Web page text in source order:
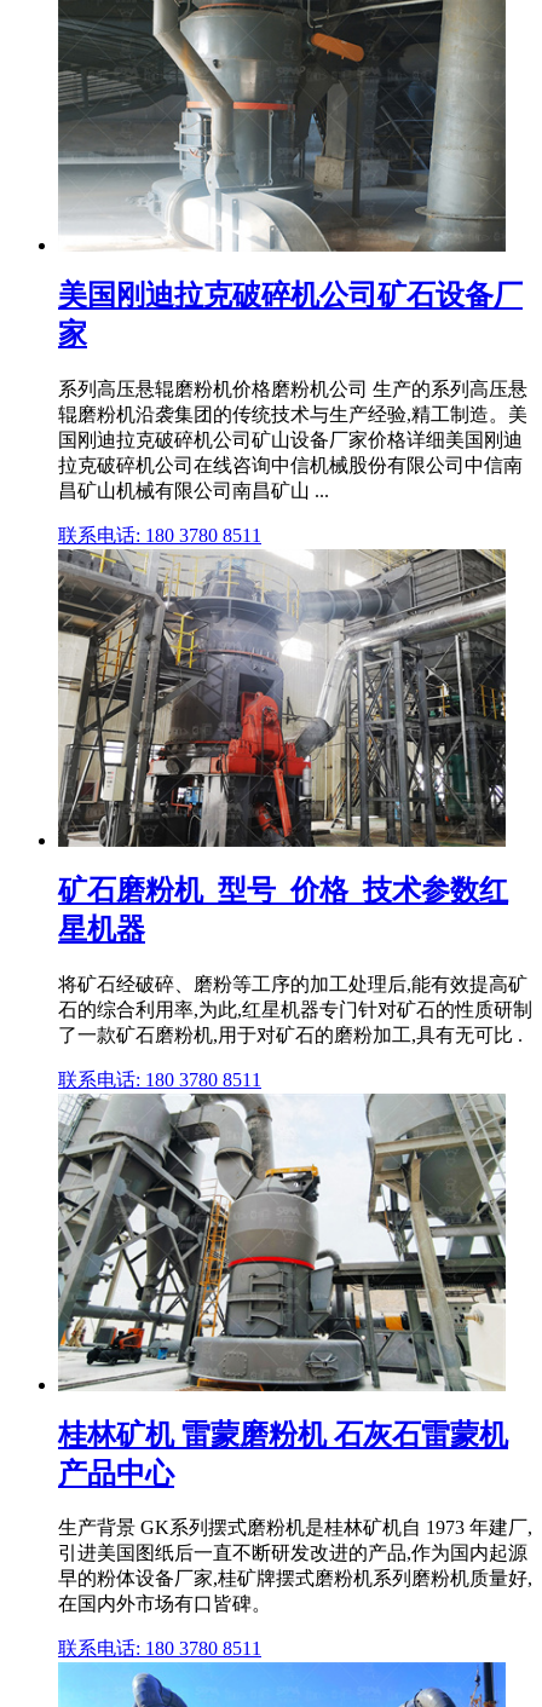
美国刚迪拉克破碎机公司矿石设备厂
家
系列高压悬辊磨粉机价格磨粉机公司 生产的系列高压悬
辊磨粉机沿袭集团的传统技术与生产经验,精工制造。美
国刚迪拉克破碎机公司矿山设备厂家价格详细美国刚迪
拉克破碎机公司在线咨询中信机械股份有限公司中信南
昌矿山机械有限公司南昌矿山 ...
联系电话: 180 3780 8511
矿石磨粉机_型号_价格_技术参数红
星机器
将矿石经破碎、磨粉等工序的加工处理后,能有效提高矿
石的综合利用率,为此,红星机器专门针对矿石的性质研制
了一款矿石磨粉机,用于对矿石的磨粉加工,具有无可比 .
联系电话: 180 3780 8511
桂林矿机 雷蒙磨粉机 石灰石雷蒙机
产品中心
生产背景 GK系列摆式磨粉机是桂林矿机自 1973 年建厂,
引进美国图纸后一直不断研发改进的产品,作为国内起源
早的粉体设备厂家,桂矿牌摆式磨粉机系列磨粉机质量好,
在国内外市场有口皆碑。
联系电话: 180 3780 8511